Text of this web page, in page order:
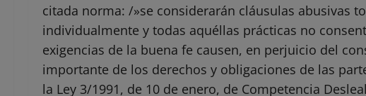
citada norma: /»se considerarán cláusulas abusivas
individualmente y todas aquéllas prácticas no
exigencias de la buena fe causen, en perjuicio del
importante de los derechos y obligaciones de las
la Ley 3/1991, de 10 de enero, de Competencia